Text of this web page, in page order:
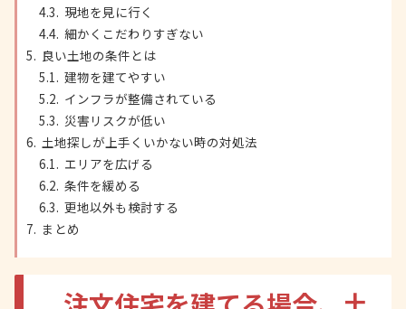
現地を見に行く
細かくこだわりすぎない
良い土地の条件とは
建物を建てやすい
インフラが整備されている
災害リスクが低い
土地探しが上手くいかない時の対処法
エリアを広げる
条件を緩める
更地以外も検討する
まとめ